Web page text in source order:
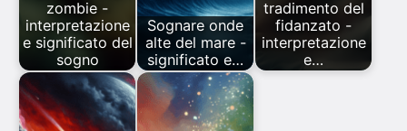
zombie -
interpretazione
e significato del
sogno
Sognare onde
alte del mare -
significato e…
tradimento del
fidanzato -
interpretazione
e…